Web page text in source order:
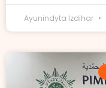
Ayunindyta Izdihar